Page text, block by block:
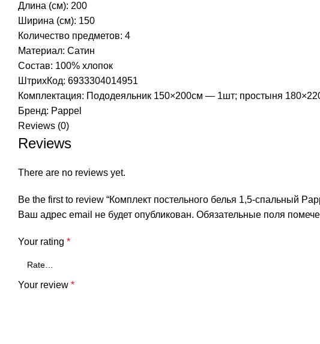
Длина (см): 200
Ширина (см): 150
Количество предметов: 4
Материал: Сатин
Состав: 100% хлопок
ШтрихКод: 6933304014951
Комплектация: Пододеяльник 150×200см — 1шт; простыня
Бренд: Pappel
Reviews (0)
Reviews
There are no reviews yet.
Be the first to review “Комплект постельного белья 1,5-спальный
Ваш адрес email не будет опубликован. Обязательные поля
Your rating *
Your review *